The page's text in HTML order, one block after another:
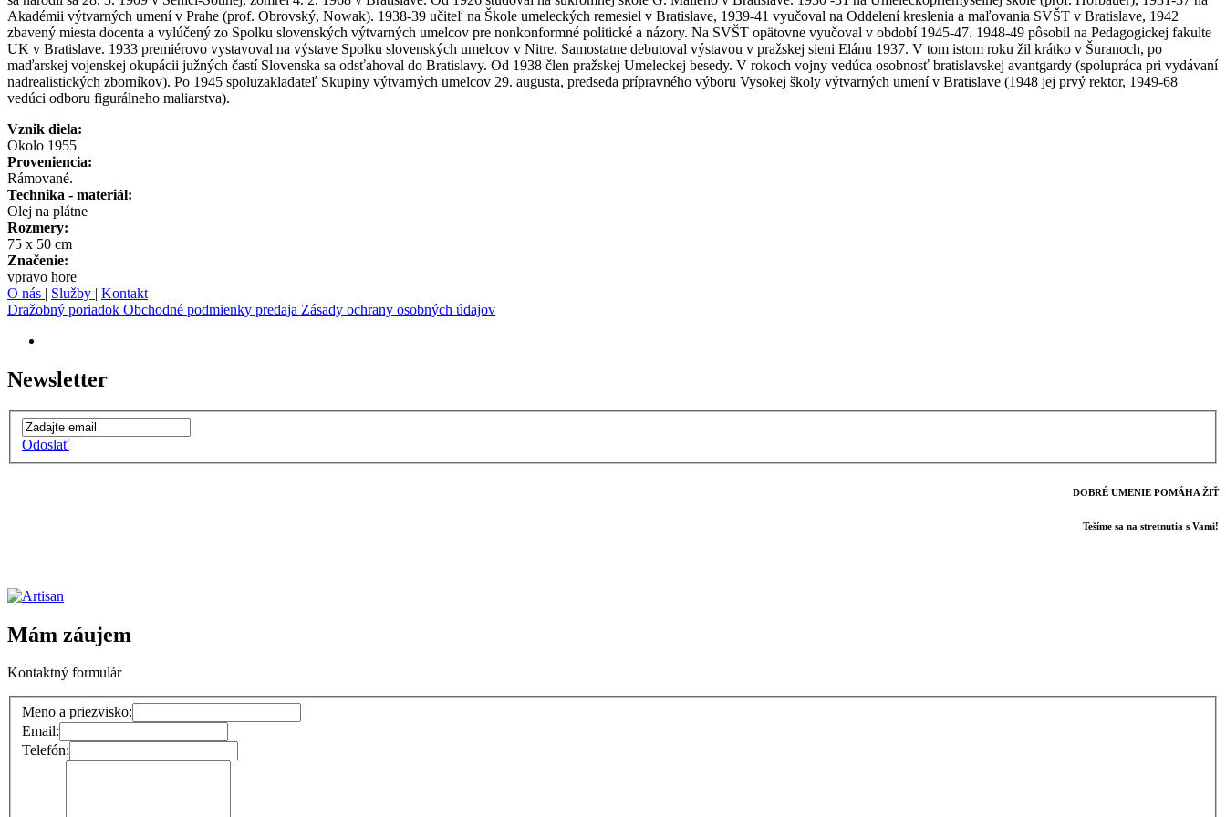
Akadémii výtvarných umení v Prahe (prof. Obrovský, Nowak). 1938-39 učiteľ na Škole umeleckých remesiel v Bratislave, 1939-41 vyučoval na Oddelení kreslenia a maľovania SVŠT v Bratislave, 1942
zbavený miesta docenta a vylúčený zo Spolku slovenských výtvarných umelcov pre nonkonformné politické a názory. Na SVŠT opätovne vyučoval v období 1945-47. 1948-49 pôsobil na Pedagogickej fakulte
UK v Bratislave. 1933 premiérovo vystavoval na výstave Spolku slovenských umelcov v Nitre. Samostatne debutoval výstavou v pražskej sieni Elánu 1937. V tom istom roku žil krátko v Šuranoch, po
maďarskej vojenskej okupácii južných častí Slovenska sa odsťahoval do Bratislavy. Od 1938 člen pražskej Umeleckej besedy. V rokoch vojny vedúca osobnosť bratislavskej avantgardy (spolupráca pri vydávaní
nadrealistických zborníkov). Po 1945 spoluzakladateľ Skupiny výtvarných umelcov 29. augusta, predseda prípravného výboru Vysokej školy výtvarných umení v Bratislave (1948 jej prvý rektor, 1949-68
vedúci odboru figurálneho maliarstva).
Vznik diela:
Okolo 1955
Proveniencia:
Rámované.
Technika - materiál:
Olej na plátne
Rozmery:
75 x 50 cm
Značenie:
vpravo hore
O nás | Služby | Kontakt
Dražobný poriadok Obchodné podmienky predaja Zásady ochrany osobných údajov
Newsletter
Odoslať
DOBRÉ UMENIE POMÁHA ŽIŤ
Tešíme sa na stretnutia s Vami!
Mám záujem
Kontaktný formulár
Meno a priezvisko:
Email:
Telefón: